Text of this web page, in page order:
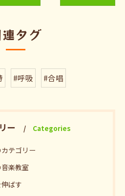
タグ
#呼吸 #合唱
ー Categories
テゴリー
楽教室
ばす